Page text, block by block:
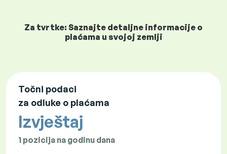
Za tvrtke: Saznajte detaljne informacije o
plaćama u svojoj zemlji
Točni podaci
za odluke o plaćama
Izvještaj
1 pozicija na godinu dana